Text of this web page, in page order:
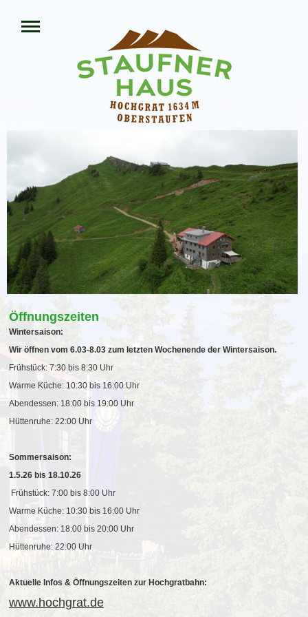
Öffnungszeiten
Wintersaison:
Wir öffnen vom 6.03-8.03 zum letzten Wochenende der Wintersaison.
Frühstück: 7:30 bis 8:30 Uhr
Warme Küche: 10:30 bis 16:00 Uhr
Abendessen: 18:00 bis 19:00 Uhr
Hüttenruhe: 22:00 Uhr
Sommersaison:
1.5.26 bis 18.10.26
Frühstück: 7:00 bis 8:00 Uhr
Warme Küche: 10:30 bis 16:00 Uhr
Abendessen: 18:00 bis 20:00 Uhr
Hüttenruhe: 22:00 Uhr
Aktuelle Infos & Öffnungszeiten zur Hochgratbahn:
www.hochgrat.de